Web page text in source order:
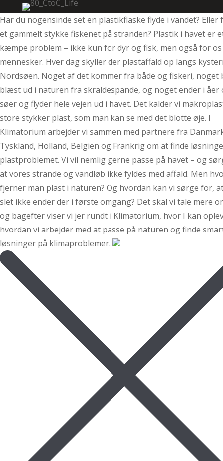
Har du nogensinde set en plastikflaske flyde i vandet? Eller
et gammelt stykke fiskenet på stranden? Plastik i havet er
kæmpe problem – ikke kun for dyr og fisk, men også for os
mennesker. Hver dag skyller der plastaffald op langs
Nordsøen. Noget af det kommer fra både og fiskeri, noget
blæst ud i naturen fra skraldespande, og noget ender i åer
søer og flyder hele vejen ud i havet. Det kalder vi
store stykker plast, som man kan se med det blotte øje. I
Klimatorium arbejder vi sammen med partnere fra
Tyskland, Holland, Belgien og Frankrig om at finde
plastproblemet. Vi vil nemlig gerne passe på havet – og
at vores strande og vandløb ikke fyldes med affald. Men
fjerner man plast i naturen? Og hvordan kan vi sørge for,
slet ikke ender der i første omgang? Det skal vi tale mere
og bagefter viser vi jer rundt i Klimatorium, hvor I kan
hvordan vi arbejder med at passe på naturen og finde
løsninger på klimaproblemer.